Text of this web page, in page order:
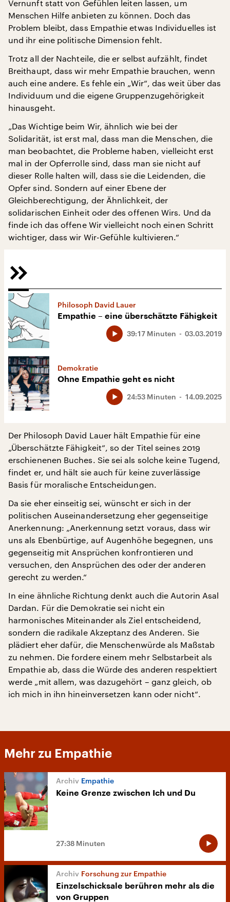
Vernunft statt von Gefühlen leiten lassen, um
Menschen Hilfe anbieten zu können. Doch das
Problem bleibt, dass Empathie etwas Individuelles ist
und ihr eine politische Dimension fehlt.
Trotz all der Nachteile, die er selbst aufzählt, findet
Breithaupt, dass wir mehr Empathie brauchen, wenn
auch eine andere. Es fehle ein „Wir“, das weit über das
Individuum und die eigene Gruppenzugehörigkeit
hinausgeht.
„Das Wichtige beim Wir, ähnlich wie bei der
Solidarität, ist erst mal, dass man die Menschen, die
man beobachtet, die Probleme haben, vielleicht erst
mal in der Opferrolle sind, dass man sie nicht auf
dieser Rolle halten will, dass sie die Leidenden, die
Opfer sind. Sondern auf einer Ebene der
Gleichberechtigung, der Ähnlichkeit, der
solidarischen Einheit oder des offenen Wirs. Und da
finde ich das offene Wir vielleicht noch einen Schritt
wichtiger, dass wir Wir-Gefühle kultivieren.“
Philosoph David Lauer
Empathie – eine überschätzte Fähigkeit
03.03.2019
39:17 Minuten
Demokratie
Ohne Empathie geht es nicht
14.09.2025
24:53 Minuten
Der Philosoph David Lauer hält Empathie für eine
„Überschätzte Fähigkeit“, so der Titel seines 2019
erschienenen Buches. Sie sei als solche keine Tugend,
findet er, und hält sie auch für keine zuverlässige
Basis für moralische Entscheidungen.
Da sie eher einseitig sei, wünscht er sich in der
politischen Auseinandersetzung eher gegenseitige
Anerkennung: „Anerkennung setzt voraus, dass wir
uns als Ebenbürtige, auf Augenhöhe begegnen, uns
gegenseitig mit Ansprüchen konfrontieren und
versuchen, den Ansprüchen des oder der anderen
gerecht zu werden.“
In eine ähnliche Richtung denkt auch die Autorin Asal
Dardan. Für die Demokratie sei nicht ein
harmonisches Miteinander als Ziel entscheidend,
sondern die radikale Akzeptanz des Anderen. Sie
plädiert eher dafür, die Menschenwürde als Maßstab
zu nehmen. Die fordere einem mehr Selbstarbeit als
Empathie ab, dass die Würde des anderen respektiert
werde „mit allem, was dazugehört – ganz gleich, ob
ich mich in ihn hineinversetzen kann oder nicht“.
Mehr zu Empathie
Empathie
Keine Grenze zwischen Ich und Du
27:38 Minuten
Forschung zur Empathie
Einzelschicksale berühren mehr als die
von Gruppen